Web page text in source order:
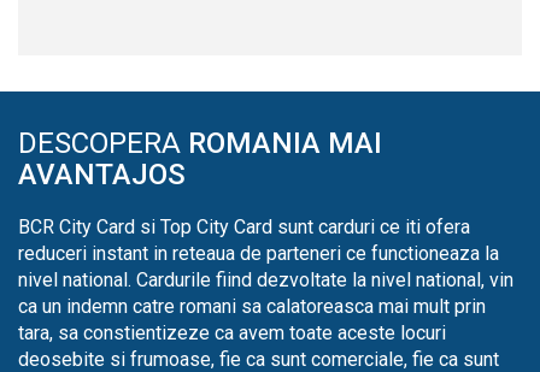
DESCOPERA ROMANIA MAI
AVANTAJOS
BCR City Card si Top City Card sunt carduri ce iti ofera
reduceri instant in reteaua de parteneri ce functioneaza la
nivel national. Cardurile fiind dezvoltate la nivel national, vin
ca un indemn catre romani sa calatoreasca mai mult prin
tara, sa constientizeze ca avem toate aceste locuri
deosebite si frumoase, fie ca sunt comerciale, fie ca sunt